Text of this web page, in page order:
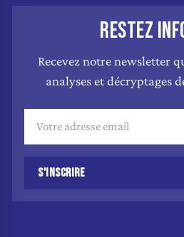
RESTEZ
Recevez notre newsletter
analyses et décryptages
S'INSCRIRE